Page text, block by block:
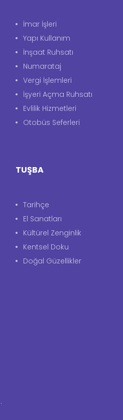
İmar İşleri
Yapı Kullanım
İnşaat Ruhsatı
Numarataj
Vergi İşlemleri
İşyeri Açma Ruhsatı
Evlilik Hizmetleri
Otobüs Seferleri
TUŞBA
Tarihçe
El Sanatları
Kültürel Zenginlik
Kentsel Doku
Doğal Güzellikler